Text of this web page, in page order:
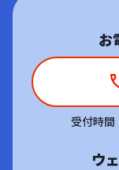
お
受付時間
ウ